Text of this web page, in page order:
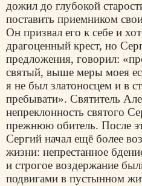
дожил до глубокой
поставить приемником
Он призвал его к себе и
драгоценный крест, но
предложения, говорил:
святый, выше меры моея
я не был златоносцем и в
пребывати». Святитель
непреклонность святого
прежнюю обитель. После
Сергий начал ещё более
жизни: непрестанное
и строгое воздержание
подвигами в пустынном